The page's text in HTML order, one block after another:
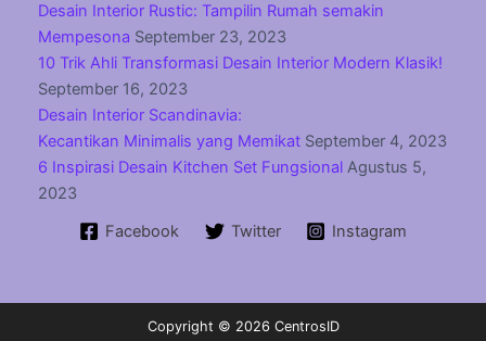
Desain Interior Rustic: Tampilin Rumah semakin
Mempesona September 23, 2023
10 Trik Ahli Transformasi Desain Interior Modern Klasik!
September 16, 2023
Desain Interior Scandinavia:
Kecantikan Minimalis yang Memikat September 4, 2023
6 Inspirasi Desain Kitchen Set Fungsional Agustus 5,
2023
Facebook
Twitter Instagram
Copyright © 2026 CentrosID